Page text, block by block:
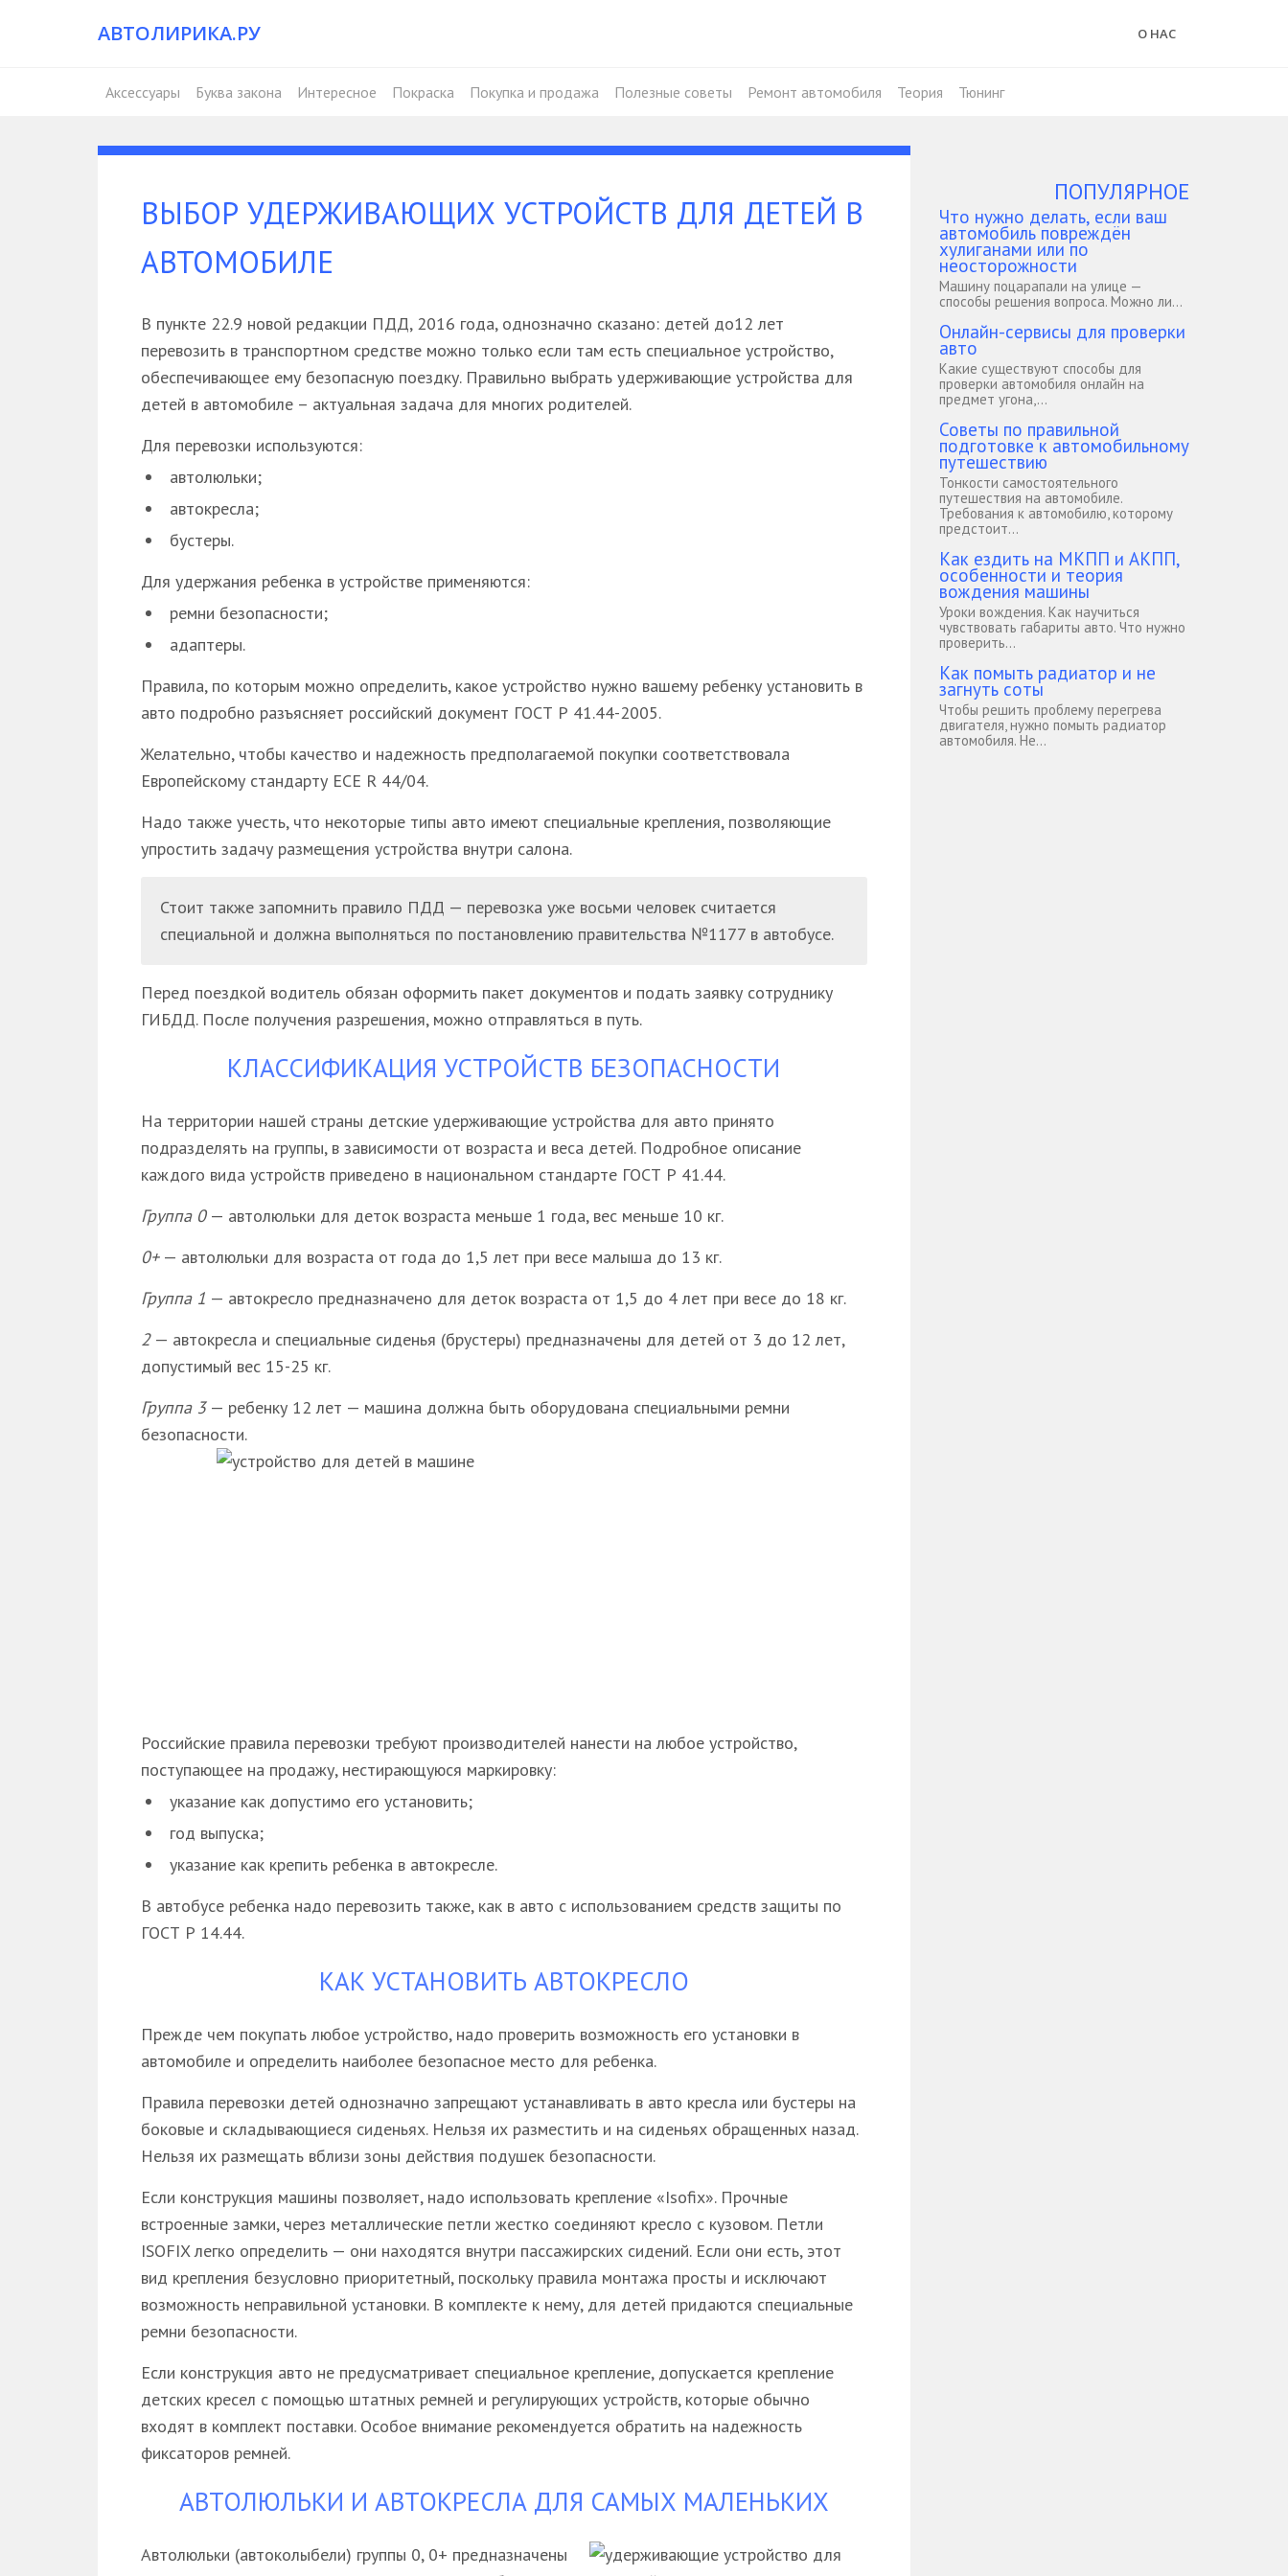
АВТОЛИРИКА.РУ О НАС
Аксессуары Буква закона Интересное Покраска Покупка и продажа Полезные советы Ремонт автомобиля Теория Тюнинг
ВЫБОР УДЕРЖИВАЮЩИХ УСТРОЙСТВ ДЛЯ ДЕТЕЙ В
АВТОМОБИЛЕ
В пункте 22.9 новой редакции ПДД, 2016 года, однозначно сказано: детей до12 лет
перевозить в транспортном средстве можно только если там есть специальное устройство,
обеспечивающее ему безопасную поездку. Правильно выбрать удерживающие устройства для
детей в автомобиле – актуальная задача для многих родителей.
Для перевозки используются:
автолюльки;
автокресла;
бустеры.
Для удержания ребенка в устройстве применяются:
ремни безопасности;
адаптеры.
Правила, по которым можно определить, какое устройство нужно вашему ребенку установить в
авто подробно разъясняет российский документ ГОСТ Р 41.44-2005.
Желательно, чтобы качество и надежность предполагаемой покупки соответствовала
Европейскому стандарту ECE R 44/04.
Надо также учесть, что некоторые типы авто имеют специальные крепления, позволяющие
упростить задачу размещения устройства внутри салона.
Стоит также запомнить правило ПДД — перевозка уже восьми человек считается
специальной и должна выполняться по постановлению правительства №1177 в автобусе.
Перед поездкой водитель обязан оформить пакет документов и подать заявку сотруднику
ГИБДД. После получения разрешения, можно отправляться в путь.
КЛАССИФИКАЦИЯ УСТРОЙСТВ БЕЗОПАСНОСТИ
На территории нашей страны детские удерживающие устройства для авто принято
подразделять на группы, в зависимости от возраста и веса детей. Подробное описание
каждого вида устройств приведено в национальном стандарте ГОСТ Р 41.44.
Группа 0— автолюльки для деток возраста меньше 1 года, вес меньше 10 кг.
0+— автолюльки для возраста от года до 1,5 лет при весе малыша до 13 кг.
Группа 1 — автокресло предназначено для деток возраста от 1,5 до 4 лет при весе до 18 кг.
2— автокресла и специальные сиденья (брустеры) предназначены для детей от 3 до 12 лет,
допустимый вес 15-25 кг.
Группа 3— ребенку 12 лет — машина должна быть оборудована специальными ремни
безопасности.
Российские правила перевозки требуют производителей нанести на любое устройство,
поступающее на продажу, нестирающуюся маркировку:
указание как допустимо его установить;
год выпуска;
указание как крепить ребенка в автокресле.
В автобусе ребенка надо перевозить также, как в авто с использованием средств защиты по
ГОСТ Р 14.44.
КАК УСТАНОВИТЬ АВТОКРЕСЛО
Прежде чем покупать любое устройство, надо проверить возможность его установки в
автомобиле и определить наиболее безопасное место для ребенка.
Правила перевозки детей однозначно запрещают устанавливать в авто кресла или бустеры на
боковые и складывающиеся сиденьях. Нельзя их разместить и на сиденьях обращенных назад.
Нельзя их размещать вблизи зоны действия подушек безопасности.
Если конструкция машины позволяет, надо использовать крепление «Isofix». Прочные
встроенные замки, через металлические петли жестко соединяют кресло с кузовом. Петли
ISOFIX легко определить — они находятся внутри пассажирских сидений. Если они есть, этот
вид крепления безусловно приоритетный, поскольку правила монтажа просты и исключают
возможность неправильной установки. В комплекте к нему, для детей придаются специальные
ремни безопасности.
Если конструкция авто не предусматривает специальное крепление, допускается крепление
детских кресел с помощью штатных ремней и регулирующих устройств, которые обычно
входят в комплект поставки. Особое внимание рекомендуется обратить на надежность
фиксаторов ремней.
АВТОЛЮЛЬКИ И АВТОКРЕСЛА ДЛЯ САМЫХ МАЛЕНЬКИХ
Автолюльки (автоколыбели) группы 0, 0+ предназначены
ПОПУЛЯРНОЕ
Что нужно делать, если ваш
автомобиль повреждён
хулиганами или по
неосторожности
Машину поцарапали на улице —
способы решения вопроса. Можно ли...
Онлайн-сервисы для проверки
авто
Какие существуют способы для
проверки автомобиля онлайн на
предмет угона,...
Советы по правильной
подготовке к автомобильному
путешествию
Тонкости самостоятельного
путешествия на автомобиле.
Требования к автомобилю, которому
предстоит...
Как ездить на МКПП и АКПП,
особенности и теория
вождения машины
Уроки вождения. Как научиться
чувствовать габариты авто. Что нужно
проверить...
Как помыть радиатор и не
загнуть соты
Чтобы решить проблему перегрева
двигателя, нужно помыть радиатор
автомобиля. Не...